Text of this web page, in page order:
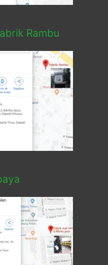
Rambu